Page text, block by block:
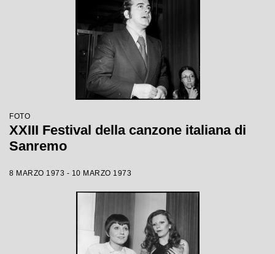
FOTO
XXIII Festival della canzone italiana di
Sanremo
8 MARZO 1973 - 10 MARZO 1973